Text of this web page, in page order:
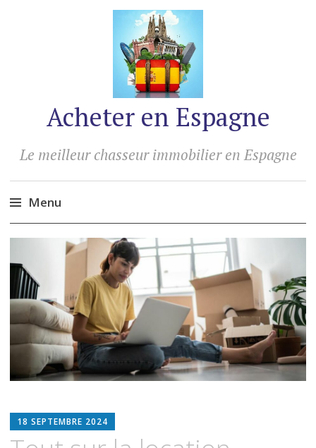
Acheter en Espagne
Le meilleur chasseur immobilier en Espagne
Menu
Accéder
contenu
18 SEPTEMBRE 2024